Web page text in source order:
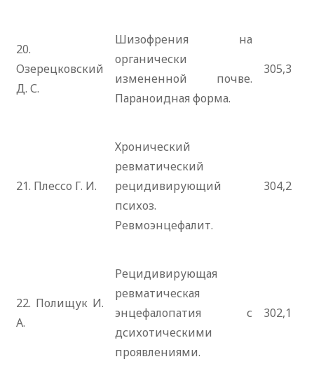
20.
Озерецковский
Д. С.
Шизофрения на
органически
измененной почве.
Параноидная форма.
305,3
21. Плессо Г. И.
Хронический
ревматический
рецидивирующий
психоз.
Ревмоэнцефалит.
304,2
22. Полищук И.
А.
Рецидивирующая
ревматическая
энцефалопатия с
дсихотическими
проявлениями.
302,1